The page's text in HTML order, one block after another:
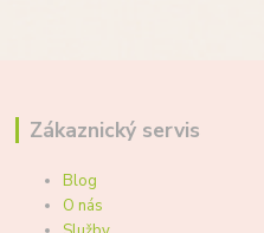
Zákaznický servis
Blog
O nás